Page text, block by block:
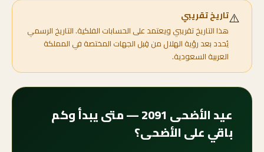
⚠️تاريخ تقريبي
هذا التاريخ تقريبي ويعتمد على الحسابات الفلكية. التاريخ الرسمي
يُحدد بعد رؤية الهلال من قِبل الجهات المختصة في المملكة
العربية السعودية.
عيد الأضحى 2091 — متى يبدأ وكم
باقي على الأضحى؟